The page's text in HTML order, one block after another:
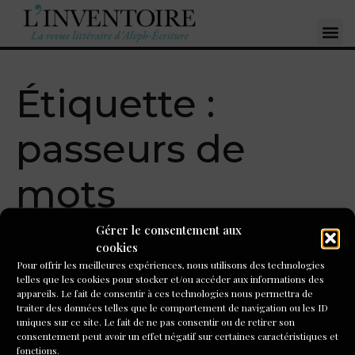
Gérer le consentement aux
cookies
Pour offrir les meilleures expériences, nous utilisons des technologies
telles que les cookies pour stocker et/ou accéder aux informations des
appareils. Le fait de consentir à ces technologies nous permettra de
traiter des données telles que le comportement de navigation ou les ID
uniques sur ce site. Le fait de ne pas consentir ou de retirer son
consentement peut avoir un effet négatif sur certaines caractéristiques et
fonctions.
Étiquette :
passeurs de
mots
Valeria Milewski,
biographe hospitalière :
écrire la vie
Après avoir formé une cinquantaine de biographes, nous